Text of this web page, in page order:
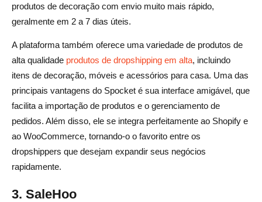
produtos de decoração com envio muito mais rápido,
geralmente em 2 a 7 dias úteis.
A plataforma também oferece uma variedade de produtos de
alta qualidade produtos de dropshipping em alta, incluindo
itens de decoração, móveis e acessórios para casa. Uma das
principais vantagens do Spocket é sua interface amigável, que
facilita a importação de produtos e o gerenciamento de
pedidos. Além disso, ele se integra perfeitamente ao Shopify e
ao WooCommerce, tornando-o o favorito entre os
dropshippers que desejam expandir seus negócios
rapidamente.
3. SaleHoo